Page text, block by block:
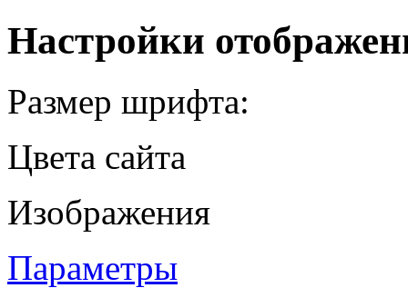
Настройки
Размер шрифта:
Цвета сайта
Изображения
Параметры